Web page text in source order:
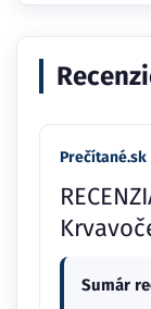
Prečítané.sk
Sumár